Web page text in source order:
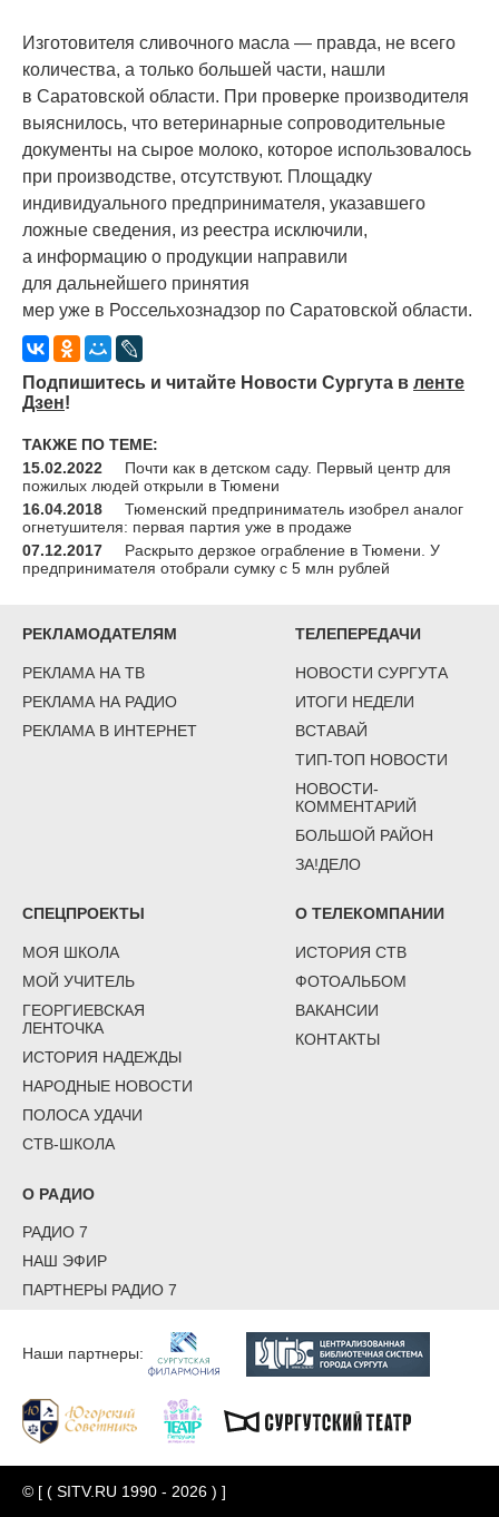
Изготовителя сливочного масла — правда, не всего
количества, а только большей части, нашли
в Саратовской области. При проверке производителя
выяснилось, что ветеринарные сопроводительные
документы на сырое молоко, которое использовалось
при производстве, отсутствуют. Площадку
индивидуального предпринимателя, указавшего
ложные сведения, из реестра исключили,
а информацию о продукции направили
для дальнейшего принятия
мер уже в Россельхознадзор по Саратовской области.
Подпишитесь и читайте Новости Сургута в ленте
Дзен!
ТАКЖЕ ПО ТЕМЕ:
15.02.2022
Почти как в детском саду. Первый центр для
пожилых людей открыли в Тюмени
16.04.2018
Тюменский предприниматель изобрел аналог
огнетушителя: первая партия уже в продаже
07.12.2017
Раскрыто дерзкое ограбление в Тюмени. У
предпринимателя отобрали сумку с 5 млн рублей
РЕКЛАМОДАТЕЛЯМ
РЕКЛАМА НА ТВ
РЕКЛАМА НА РАДИО
РЕКЛАМА В ИНТЕРНЕТ
ТЕЛЕПЕРЕДАЧИ
НОВОСТИ СУРГУТА
ИТОГИ НЕДЕЛИ
ВСТАВАЙ
ТИП-ТОП НОВОСТИ
НОВОСТИ-
КОММЕНТАРИЙ
БОЛЬШОЙ РАЙОН
ЗА!ДЕЛО
СПЕЦПРОЕКТЫ
МОЯ ШКОЛА
МОЙ УЧИТЕЛЬ
ГЕОРГИЕВСКАЯ
ЛЕНТОЧКА
ИСТОРИЯ НАДЕЖДЫ
НАРОДНЫЕ НОВОСТИ
ПОЛОСА УДАЧИ
СТВ-ШКОЛА
О ТЕЛЕКОМПАНИИ
ИСТОРИЯ СТВ
ФОТОАЛЬБОМ
ВАКАНСИИ
КОНТАКТЫ
О РАДИО
РАДИО 7
НАШ ЭФИР
ПАРТНЕРЫ РАДИО 7
Наши партнеры:
© [ ( SITV.RU 1990 - 2026 ) ]